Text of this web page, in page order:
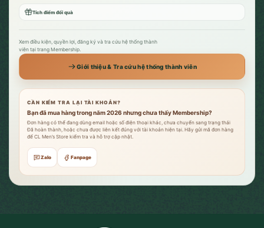
Tích điểm đổi quà
Xem điều kiện, quyền lợi, đăng ký và tra cứu hệ thống thành
viên tại trang Membership.
Giới thiệu & Tra cứu hệ thống thành viên
CẦN KIỂM TRA LẠI TÀI KHOẢN?
Bạn đã mua hàng trong năm 2026 nhưng chưa thấy Membership?
Đơn hàng có thể đang dùng email hoặc số điện thoại khác, chưa chuyển sang trạng thái
Đã hoàn thành, hoặc chưa được liên kết đúng với tài khoản hiện tại. Hãy gửi mã đơn hàng
để CL Men’s Store kiểm tra và hỗ trợ cập nhật.
Zalo Fanpage